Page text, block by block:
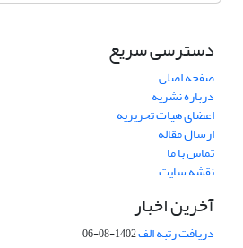
دسترسی سریع
صفحه اصلی
درباره نشریه
اعضای هیات تحریریه
ارسال مقاله
تماس با ما
نقشه سایت
آخرین اخبار
دریافت رتبه الف1402-08-06